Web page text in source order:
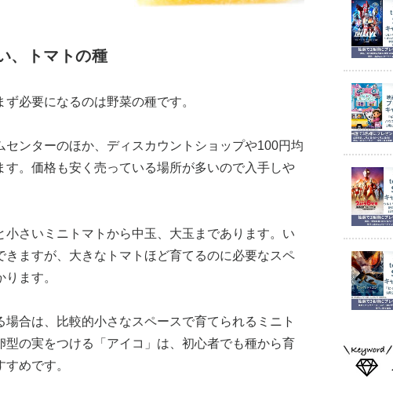
、トマトの種
必要になるのは野菜の種です。
センターのほか、ディスカウントショップや100円均
。価格も安く売っている場所が多いので入手しや
小さいミニトマトから中玉、大玉まであります。い
ますが、大きなトマトほど育てるのに必要なスペ
ます。
合は、比較的小さなスペースで育てられるミニト
型の実をつける「アイコ」は、初心者でも種から育
めです。